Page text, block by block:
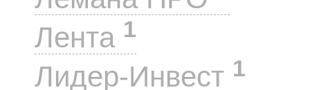
Лента 1
Лидер-Инвест 1